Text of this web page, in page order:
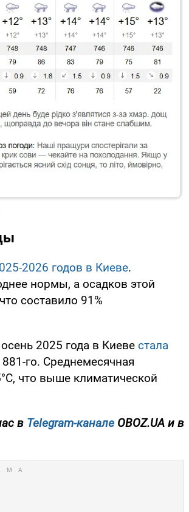
2026 годов в Киеве.
нормы, а осадков этой
составило 91%
2025 года в Киеве стала
го. Среднемесячная
что выше климатической
в Telegram-канале OBOZ.UA и в